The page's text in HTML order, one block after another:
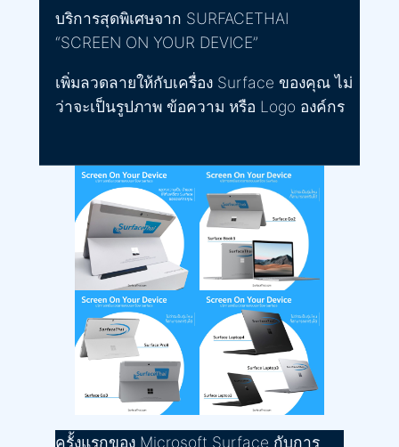
บริการสุดพิเศษจาก SURFACETHAI
“SCREEN ON YOUR DEVICE”
เพิ่มลวดลายให้กับเครื่อง Surface ของคุณ ไม่
ว่าจะเป็นรูปภาพ ข้อความ หรือ Logo องค์กร
ครั้งแรกของ Microsoft Surface กับการ